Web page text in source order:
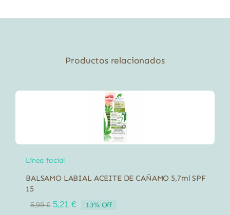
Productos relacionados
Línea facial
BALSAMO LABIAL ACEITE DE CAÑAMO 5,7ml SPF
15
5,99€ El
5,21 €El
13% Off